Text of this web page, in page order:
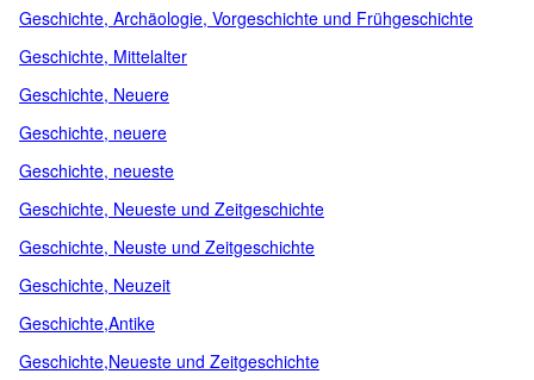
Geschichte, Archäologie, Vorgeschichte und Frühgeschichte
Geschichte, Mittelalter
Geschichte, Neuere
Geschichte, neuere
Geschichte, neueste
Geschichte, Neueste und Zeitgeschichte
Geschichte, Neuste und Zeitgeschichte
Geschichte, Neuzeit
Geschichte,Antike
Geschichte,Neueste und Zeitgeschichte